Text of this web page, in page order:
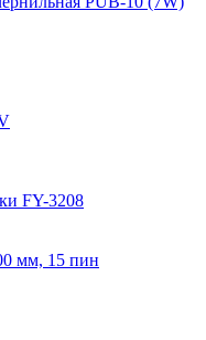
FY-3208
мм, 15 пин